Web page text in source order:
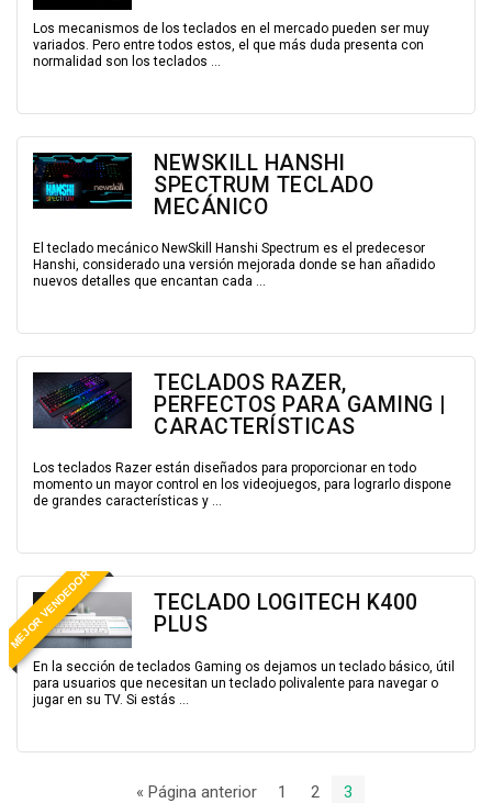
Los mecanismos de los teclados en el mercado pueden ser muy
variados. Pero entre todos estos, el que más duda presenta con
normalidad son los teclados ...
NEWSKILL HANSHI
SPECTRUM TECLADO
MECÁNICO
El teclado mecánico NewSkill Hanshi Spectrum es el predecesor
Hanshi, considerado una versión mejorada donde se han añadido
nuevos detalles que encantan cada ...
TECLADOS RAZER,
PERFECTOS PARA GAMING |
CARACTERÍSTICAS
Los teclados Razer están diseñados para proporcionar en todo
momento un mayor control en los videojuegos, para lograrlo dispone
de grandes características y ...
MEJOR VENDEDOR
TECLADO LOGITECH K400
PLUS
En la sección de teclados Gaming os dejamos un teclado básico, útil
para usuarios que necesitan un teclado polivalente para navegar o
jugar en su TV. Si estás ...
« Página anterior 1 2 3